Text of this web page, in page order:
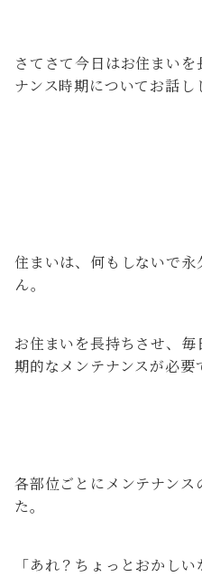
さてさて今日はお住まい
ナンス時期についてお話し
住まいは、何もしないで
ん。
お住まいを長持ちさせ、
期的なメンテナンスが必要
各部位ごとにメンテナン
た。
「あれ？ちょっとおかし